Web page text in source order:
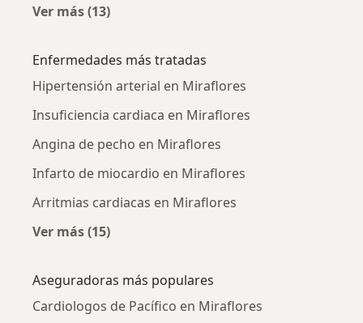
Ver más (13)
Enfermedades más tratadas
Hipertensión arterial en Miraflores
Insuficiencia cardiaca en Miraflores
Angina de pecho en Miraflores
Infarto de miocardio en Miraflores
Arritmias cardiacas en Miraflores
Ver más (15)
Aseguradoras más populares
Cardiologos de Pacífico en Miraflores